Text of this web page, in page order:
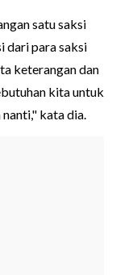
satu saksi
dari para saksi
keterangan dan
kita untuk
kata dia.